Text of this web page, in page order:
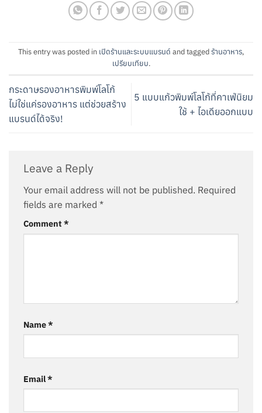
This entry was posted in เปิดร้านและระบบแบรนด์ and taggedร้านอาหาร,
เปรียบเทียบ.
กระดาษรองอาหารพิมพ์โลโก้
ไม่ใช่แค่รองอาหาร แต่ช่วยสร้าง
แบรนด์ได้จริง!
5 แบบแก้วพิมพ์โลโก้ที่คาเฟ่นิยม
ใช้ + ไอเดียออกแบบ
Leave a Reply
Your email address will not be published. Required
fields are marked *
Comment *
Name*
Email*